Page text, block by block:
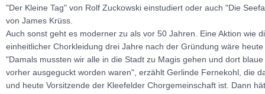
"Der Kleine Tag" von Rolf Zuckowski einstudiert oder auch "Die
von James Krüss.
Auch sonst geht es moderner zu als vor 50 Jahren. Eine Aktion wie
einheitlicher Chorkleidung drei Jahre nach der Gründung wäre
"Damals mussten wir alle in die Stadt zu Magis gehen und dort
vorher ausgeguckt worden waren", erzählt Gerlinde Fernekohl, die
und heute Vorsitzende der Kleefelder Chorgemeinschaft ist. Dann